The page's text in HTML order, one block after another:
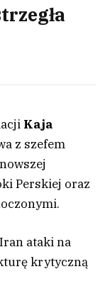
Kaja
z szefem
Perskiej oraz
ataki na
krytyczną